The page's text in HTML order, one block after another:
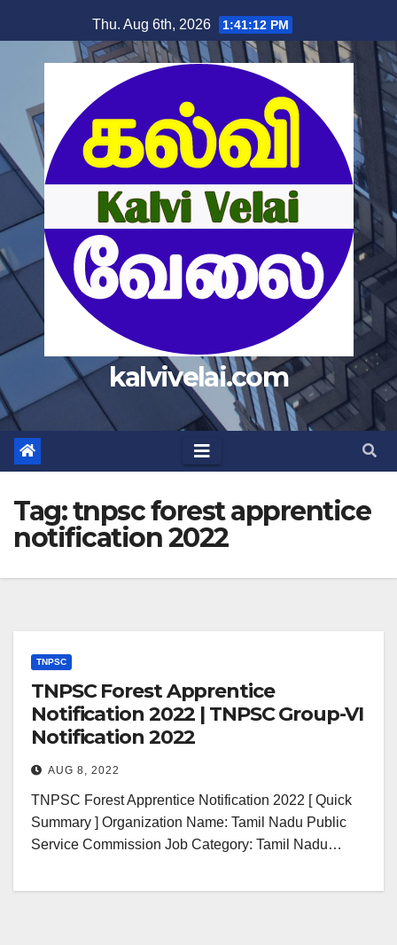
to
content
Thu. Aug 6th, 2026 1:41:12 PM
kalvivelai.com
Tag:tnpsc forest apprentice
notification 2022
TNPSC
TNPSC Forest Apprentice
Notification 2022 | TNPSC Group-VI
Notification 2022
AUG 8, 2022
TNPSC Forest Apprentice Notification 2022 [ Quick
Summary ] Organization Name: Tamil Nadu Public
Service Commission Job Category: Tamil Nadu…